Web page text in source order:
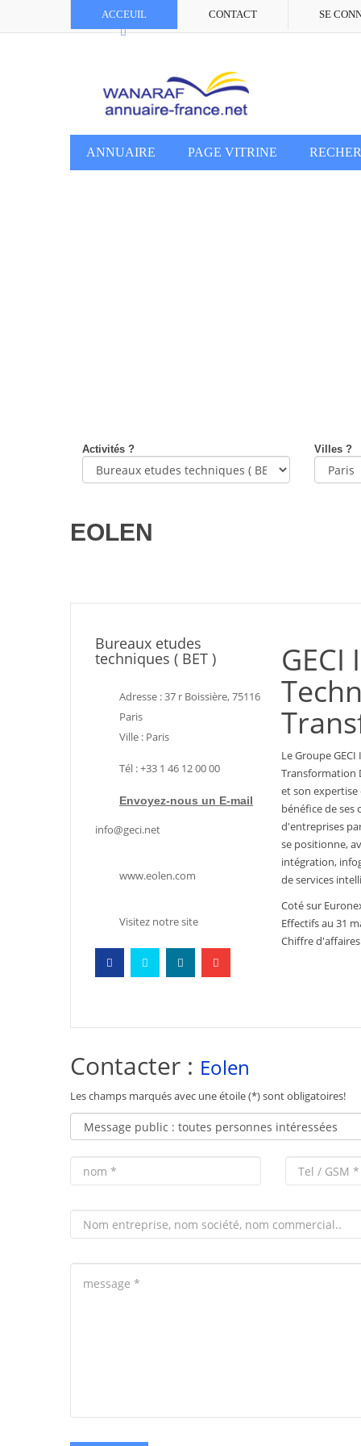
ACCEUIL CONTACT SE
ANNUAIRE PAGE VITRINE
Activités ? Villes ?
EOLEN
Bureaux etudes
techniques ( BET )
Adresse : 37 r Boissière, 75116
Paris
Ville : Paris
Tél : +33 1 46 12 00 00
Envoyez-nous un E-mail
info@geci.net
www.eolen.com
Visitez notre site
Le Groupe
Transformation
et son
bénéfice de ses
d'entreprises
se positionne,
intégration,
de services
Coté sur
Effectifs au 31
Chiffre
Contacter : Eolen
Les champs marqués avec une étoile (*) sont obligatoires!